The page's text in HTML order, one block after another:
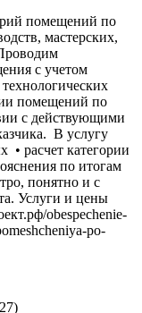
помещений по
мастерских,
с учетом
помещений по
с действующими
В услугу
• расчет категории
по итогам
понятно и с
Услуги и цены
obespechenie-
po-